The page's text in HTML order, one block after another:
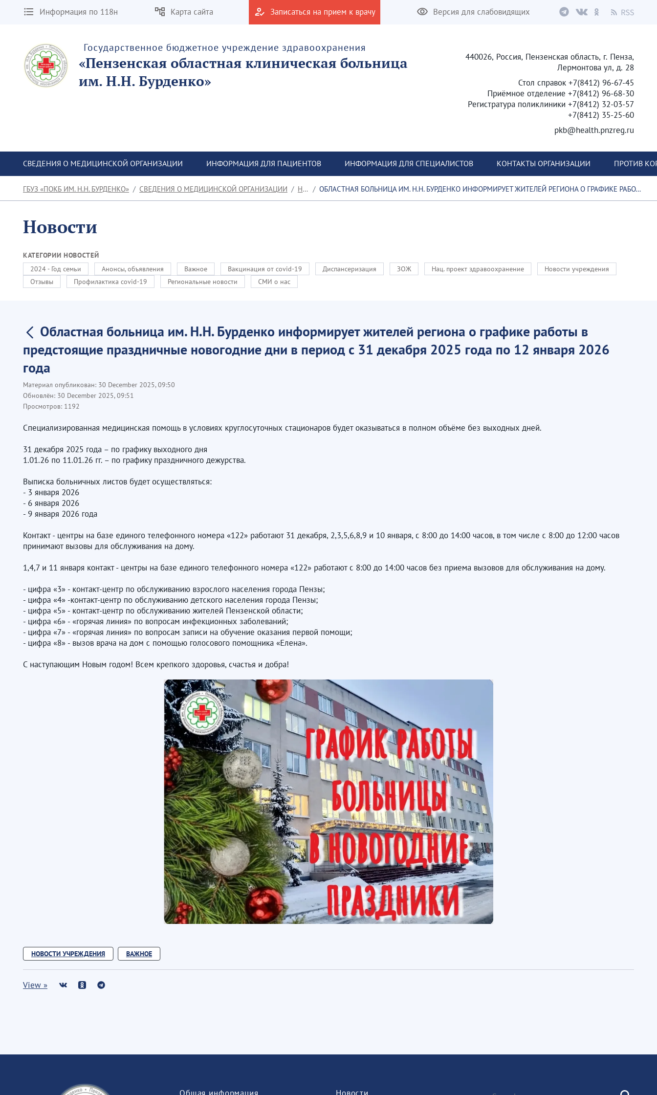
Информация по 118н Карта сайта Записаться на прием к врачу Версия для слабовидящих
Государственное бюджетное учреждение здравоохранения
«Пензенская областная клиническая больница
им. Н.Н. Бурденко»
440026, Россия, Пензенская область, г. Пенза,
Лермонтова ул, д. 28
Стол справок +7(8412) 96-67-45
Приёмное отделение +7(8412) 96-68-30
Регистратура поликлиники +7(8412) 32-03-57
+7(8412) 35-25-60
pkb@health.pnzreg.ru
СВЕДЕНИЯ О МЕДИЦИНСКОЙ ОРГАНИЗАЦИИ ИНФОРМАЦИЯ ДЛЯ ПАЦИЕНТОВ ИНФОРМАЦИЯ ДЛЯ СПЕЦИАЛИСТОВ КОНТАКТЫ ОРГАНИЗАЦИИ ПРОТИВ
ГБУЗ «ПОКБ ИМ. Н.Н. БУРДЕНКО» СВЕДЕНИЯ О МЕДИЦИНСКОЙ ОРГАНИЗАЦИИ НОВОСТИ ОБЛАСТНАЯ БОЛЬНИЦА ИМ. Н.Н. БУРДЕНКО ИНФОРМИРУЕТ ЖИТЕЛЕЙ РЕГИОНА О ГРАФИКЕ РАБОТЫ В ПРЕДСТОЯЩИЕ ПРАЗДНИЧНЫЕ НОВОГОДНИЕ ДНИ В ПЕРИОД С 31 ДЕКАБРЯ 2025 ГОДА ПО 12 ЯНВАРЯ 2026 ГОДА
Новости
КАТЕГОРИИ НОВОСТЕЙ
2024 - Год семьи
Анонсы, объявления Важное Вакцинация от covid-19 Диспансеризация ЗОЖ Нац. проект здравоохранение
Новости учреждения
Отзывы
Профилактика covid-19 Региональные новости СМИ о нас
Областная больница им. Н.Н. Бурденко информирует жителей региона о графике работы в
предстоящие праздничные новогодние дни в период с 31 декабря 2025 года по 12 января 2026
года
Материал опубликован: 30 December 2025, 09:50
Обновлён: 30 December 2025, 09:51
Просмотров: 1192
Специализированная медицинская помощь в условиях круглосуточных стационаров будет оказываться в полном объёме без выходных дней.
31 декабря 2025 года – по графику выходного дня
1.01.26 по 11.01.26 гг. – по графику праздничного дежурства.
Выписка больничных листов будет осуществляться:
- 3 января 2026
- 6 января 2026
- 9 января 2026 года
Контакт - центры на базе единого телефонного номера «122» работают 31 декабря, 2,3,5,6,8,9 и 10 января, с 8:00 до 14:00 часов, в том числе с 8:00 до 12:00 часов
принимают вызовы для обслуживания на дому.
1,4,7 и 11 января контакт - центры на базе единого телефонного номера «122» работают с 8:00 до 14:00 часов без приема вызовов для обслуживания на дому.
- цифра «3» - контакт-центр по обслуживанию взрослого населения города Пензы;
- цифра «4» -контакт-центр по обслуживанию детского населения города Пензы;
- цифра «5» - контакт-центр по обслуживанию жителей Пензенской области;
- цифра «6» - «горячая линия» по вопросам инфекционных заболеваний;
- цифра «7» - «горячая линия» по вопросам записи на обучение оказания первой помощи;
- цифра «8» - вызов врача на дом с помощью голосового помощника «Елена».
С наступающим Новым годом! Всем крепкого здоровья, счастья и добра!
НОВОСТИ УЧРЕЖДЕНИЯ ВАЖНОЕ
View »